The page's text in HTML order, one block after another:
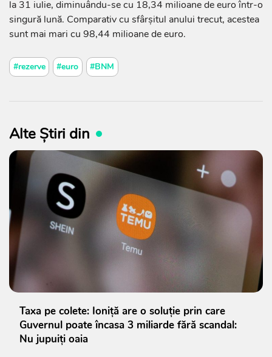
la 31 iulie, diminuându-se cu 18,34 milioane de euro într-o
singură lună. Comparativ cu sfârșitul anului trecut, acestea
sunt mai mari cu 98,44 milioane de euro.
#rezerve #euro #BNM
Alte Știri din
Taxa pe colete: Ioniță are o soluție prin care
Guvernul poate încasa 3 miliarde fără scandal:
Nu jupuiți oaia